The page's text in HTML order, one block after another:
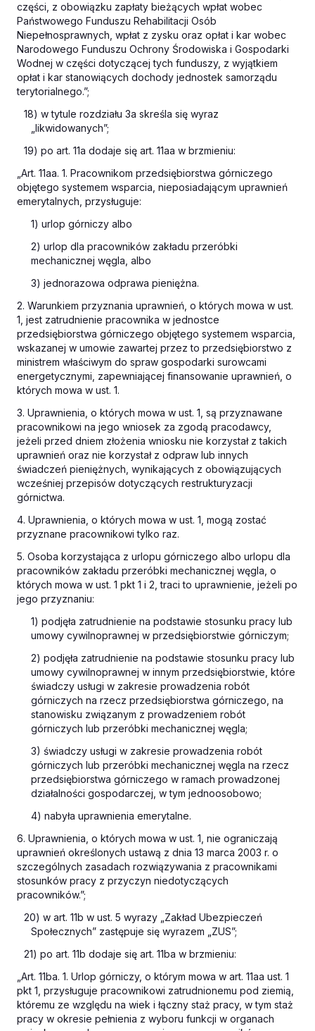
części, z obowiązku zapłaty bieżących wpłat wobec
Państwowego Funduszu Rehabilitacji Osób
Niepełnosprawnych, wpłat z zysku oraz opłat i kar wobec
Narodowego Funduszu Ochrony Środowiska i Gospodarki
Wodnej w części dotyczącej tych funduszy, z wyjątkiem
opłat i kar stanowiących dochody jednostek samorządu
terytorialnego.”;
18) w tytule rozdziału 3a skreśla się wyraz
„likwidowanych”;
19) po art. 11a dodaje się art. 11aa w brzmieniu:
„Art. 11aa. 1. Pracownikom przedsiębiorstwa górniczego
objętego systemem wsparcia, nieposiadającym uprawnień
emerytalnych, przysługuje:
1) urlop górniczy albo
2) urlop dla pracowników zakładu przeróbki
mechanicznej węgla, albo
3) jednorazowa odprawa pieniężna.
2. Warunkiem przyznania uprawnień, o których mowa w ust.
1, jest zatrudnienie pracownika w jednostce
przedsiębiorstwa górniczego objętego systemem wsparcia,
wskazanej w umowie zawartej przez to przedsiębiorstwo z
ministrem właściwym do spraw gospodarki surowcami
energetycznymi, zapewniającej finansowanie uprawnień, o
których mowa w ust. 1.
3. Uprawnienia, o których mowa w ust. 1, są przyznawane
pracownikowi na jego wniosek za zgodą pracodawcy,
jeżeli przed dniem złożenia wniosku nie korzystał z takich
uprawnień oraz nie korzystał z odpraw lub innych
świadczeń pieniężnych, wynikających z obowiązujących
wcześniej przepisów dotyczących restrukturyzacji
górnictwa.
4. Uprawnienia, o których mowa w ust. 1, mogą zostać
przyznane pracownikowi tylko raz.
5. Osoba korzystająca z urlopu górniczego albo urlopu dla
pracowników zakładu przeróbki mechanicznej węgla, o
których mowa w ust. 1 pkt 1 i 2, traci to uprawnienie, jeżeli po
jego przyznaniu:
1) podjęła zatrudnienie na podstawie stosunku pracy lub
umowy cywilnoprawnej w przedsiębiorstwie górniczym;
2) podjęła zatrudnienie na podstawie stosunku pracy lub
umowy cywilnoprawnej w innym przedsiębiorstwie, które
świadczy usługi w zakresie prowadzenia robót
górniczych na rzecz przedsiębiorstwa górniczego, na
stanowisku związanym z prowadzeniem robót
górniczych lub przeróbki mechanicznej węgla;
3) świadczy usługi w zakresie prowadzenia robót
górniczych lub przeróbki mechanicznej węgla na rzecz
przedsiębiorstwa górniczego w ramach prowadzonej
działalności gospodarczej, w tym jednoosobowo;
4) nabyła uprawnienia emerytalne.
6. Uprawnienia, o których mowa w ust. 1, nie ograniczają
uprawnień określonych ustawą z dnia 13 marca 2003 r. o
szczególnych zasadach rozwiązywania z pracownikami
stosunków pracy z przyczyn niedotyczących
pracowników.”;
20) w art. 11b w ust. 5 wyrazy „Zakład Ubezpieczeń
Społecznych” zastępuje się wyrazem „ZUS”;
21) po art. 11b dodaje się art. 11ba w brzmieniu:
„Art. 11ba. 1. Urlop górniczy, o którym mowa w art. 11aa ust. 1
pkt 1, przysługuje pracownikowi zatrudnionemu pod ziemią,
któremu ze względu na wiek i łączny staż pracy, w tym staż
pracy w okresie pełnienia z wyboru funkcji w organach